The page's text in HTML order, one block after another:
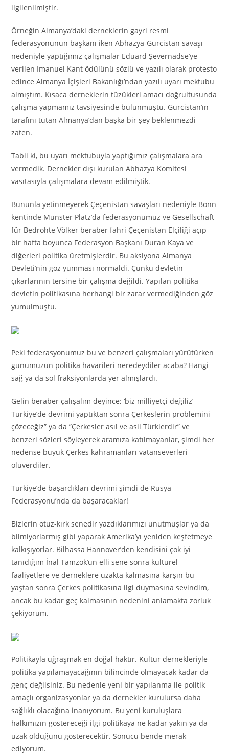
ilgilenilmiştir.
Örneğin Almanya’daki derneklerin gayri resmi
federasyonunun başkanı iken Abhazya-Gürcistan savaşı
nedeniyle yaptığımız çalışmalar Eduard Şevernadse’ye
verilen Imanuel Kant ödülünü sözlü ve yazılı olarak protesto
edince Almanya İçişleri Bakanlığı’ndan yazılı uyarı mektubu
almıştım. Kısaca derneklerin tüzükleri amacı doğrultusunda
çalışma yapmamız tavsiyesinde bulunmuştu. Gürcistan’ın
tarafını tutan Almanya’dan başka bir şey beklenmezdi
zaten.
Tabii ki, bu uyarı mektubuyla yaptığımız çalışmalara ara
vermedik. Dernekler dışı kurulan Abhazya Komitesi
vasıtasıyla çalışmalara devam edilmiştik.
Bununla yetinmeyerek Çeçenistan savaşları nedeniyle Bonn
kentinde Münster Platz’da federasyonumuz ve Gesellschaft
für Bedrohte Völker beraber fahri Çeçenistan Elçiliği açıp
bir hafta boyunca Federasyon Başkanı Duran Kaya ve
diğerleri politika üretmişlerdir. Bu aksiyona Almanya
Devleti’nin göz yumması normaldi. Çünkü devletin
çıkarlarının tersine bir çalışma değildi. Yapılan politika
devletin politikasına herhangi bir zarar vermediğinden göz
yumulmuştu.
Peki federasyonumuz bu ve benzeri çalışmaları yürütürken
günümüzün politika havarileri neredeydiler acaba? Hangi
sağ ya da sol fraksiyonlarda yer almışlardı.
Gelin beraber çalışalım deyince; ‘biz milliyetçi değiliz’
Türkiye’de devrimi yaptıktan sonra Çerkeslerin problemini
çözeceğiz” ya da ”Çerkesler asıl ve asil Türklerdir” ve
benzeri sözleri söyleyerek aramıza katılmayanlar, şimdi her
nedense büyük Çerkes kahramanları vatanseverleri
oluverdiler.
Türkiye’de başardıkları devrimi şimdi de Rusya
Federasyonu’nda da başaracaklar!
Bizlerin otuz-kırk senedir yazdıklarımızı unutmuşlar ya da
bilmiyorlarmış gibi yaparak Amerika’yı yeniden keşfetmeye
kalkışıyorlar. Bilhassa Hannover’den kendisini çok iyi
tanıdığım İnal Tamzok’un elli sene sonra kültürel
faaliyetlere ve derneklere uzakta kalmasına karşın bu
yaştan sonra Çerkes politikasına ilgi duymasına sevindim,
ancak bu kadar geç kalmasının nedenini anlamakta zorluk
çekiyorum.
Politikayla uğraşmak en doğal haktır. Kültür dernekleriyle
politika yapılamayacağının bilincinde olmayacak kadar da
genç değilsiniz. Bu nedenle yeni bir yapılanma ile politik
amaçlı organizasyonlar ya da dernekler kurulursa daha
sağlıklı olacağına inanıyorum. Bu yeni kuruluşlara
halkımızın göstereceği ilgi politikaya ne kadar yakın ya da
uzak olduğunu gösterecektir. Sonucu bende merak
ediyorum.